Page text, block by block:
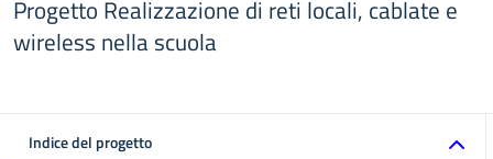
Progetto Realizzazione di reti locali, cablate e
wireless nella scuola
Indice del progetto